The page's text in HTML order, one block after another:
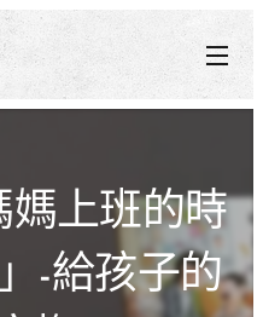
媽上班的時
-給孩子的